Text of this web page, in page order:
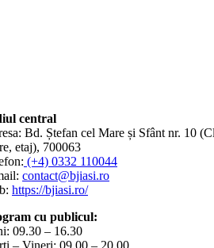
central
Bd. Ștefan cel Mare și Sfânt nr. 10
etaj), 700063
(+4) 0332 110044
contact@bjiasi.ro
https://bjiasi.ro/
cu publicul:
09.30 – 16.30
– Vineri: 09.00 – 20.00